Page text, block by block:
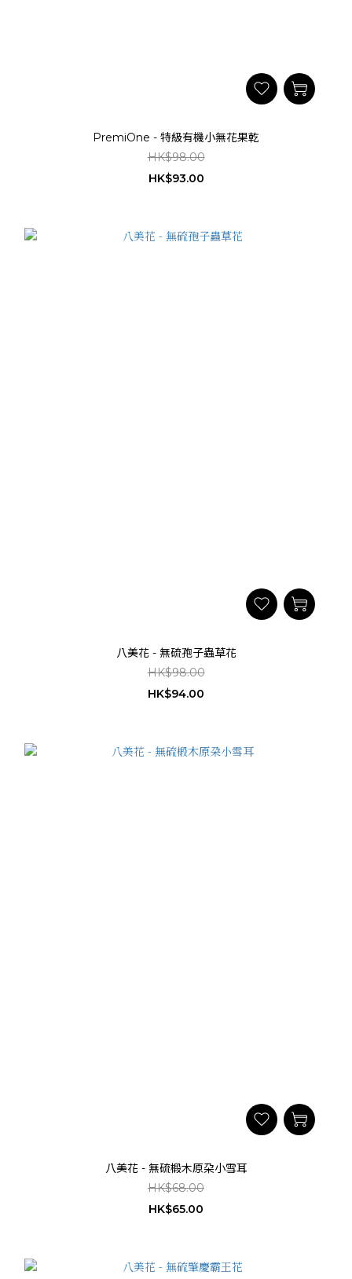
PremiOne - 特級有機小無花果乾
HK$98.00
HK$93.00
八美花 - 無硫孢子蟲草花
HK$98.00
HK$94.00
八美花 - 無硫椴木原朶小雪耳
HK$68.00
HK$65.00